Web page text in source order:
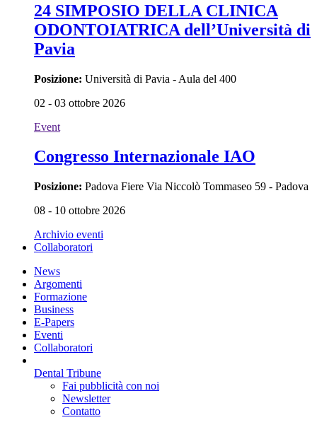
24 SIMPOSIO DELLA CLINICA
ODONTOIATRICA dell’Università di
Pavia
Posizione: Università di Pavia - Aula del 400
02 - 03 ottobre 2026
Event
Congresso Internazionale IAO
Posizione: Padova Fiere Via Niccolò Tommaseo 59 - Padova
08 - 10 ottobre 2026
Archivio eventi
Collaboratori
News
Argomenti
Formazione
Business
E-Papers
Eventi
Collaboratori
Dental Tribune
Fai pubblicità con noi
Newsletter
Contatto